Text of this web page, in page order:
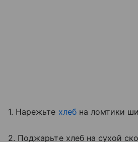
1. Нарежьте хлебна ломтики
2. Поджарьте хлеб на сухой